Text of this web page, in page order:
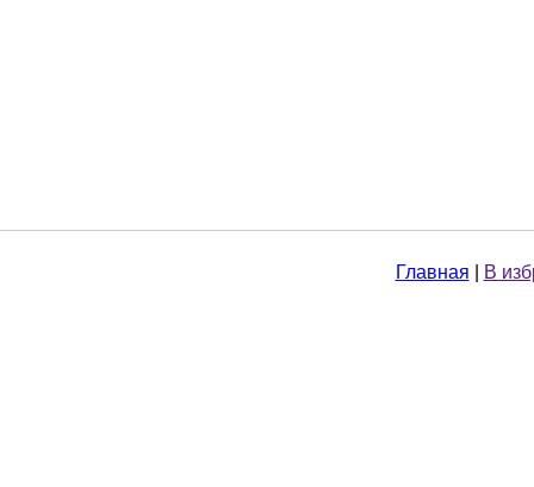
Главная В